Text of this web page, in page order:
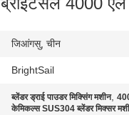
जिआंगसु, चीन
BrightSail
ब्लेंडर ड्राई पाउडर मिक्सिंग मशीन,
केमिकल्स SUS304 ब्लेंडर मिक्सर